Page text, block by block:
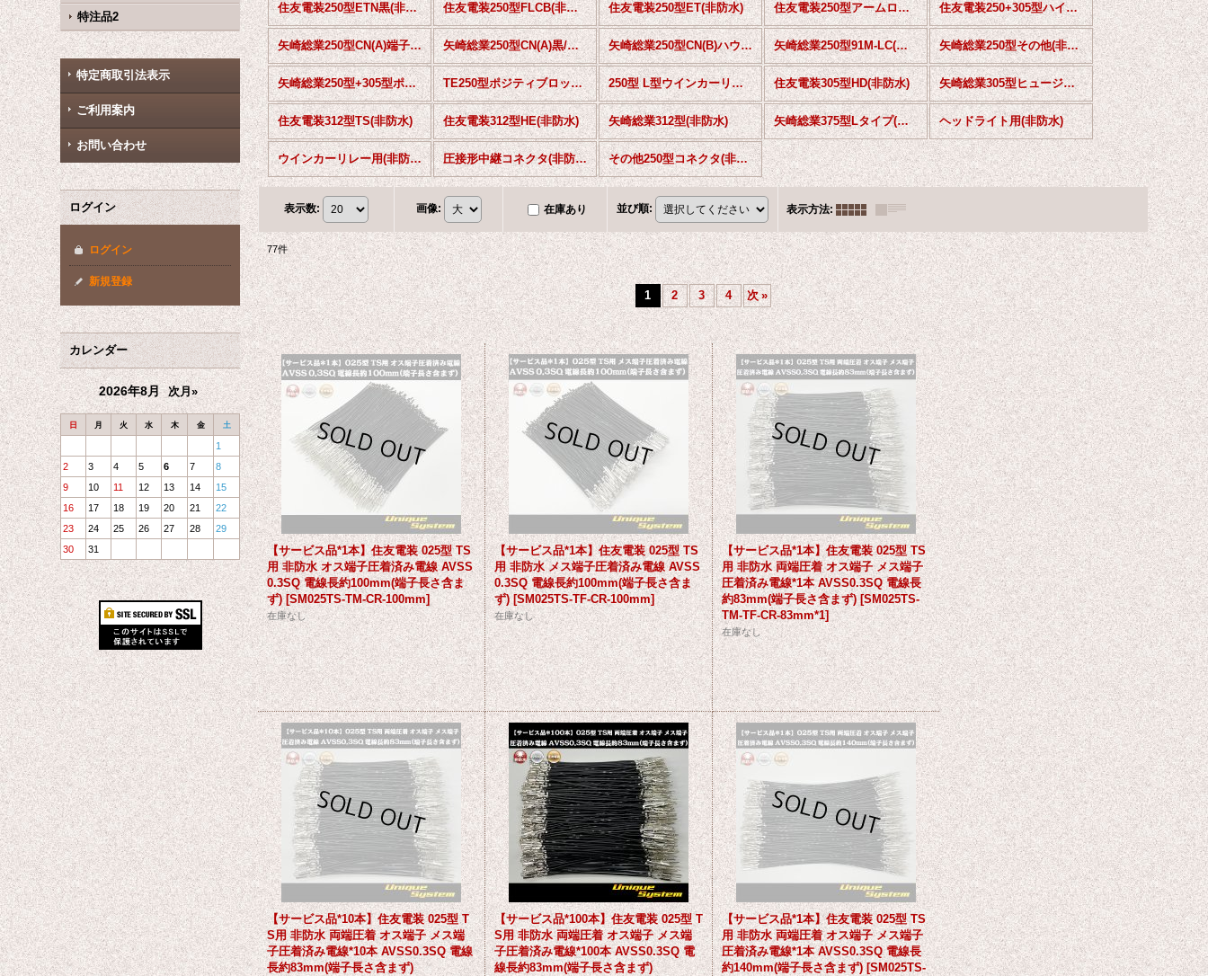
特注品2
特定商取引法表示
ご利用案内
お問い合わせ
ログイン
ログイン
新規登録
カレンダー
2026年8月 次月»
日 月 火 水 木 金 土
1
2
3 4 5 6 7
8
9
10 11 12 13 14
15
16
17 18 19 20 21
22
23
24 25 26 27 28
29
30
31
住友電装250型ETN黒(非防水) 住友電装250型FLCB(非防水) 住友電装250型ET(非防水) 住友電装250型アームロックタイプ(非防水) 住友電装250+305型ハイブリッド(非防水)
矢崎総業250型CN(A)端子ランス(非防水) 矢崎総業250型CN(A)黒/端子ランス(非防水) 矢崎総業250型CN(B)ハウジングランス(非防水) 矢崎総業250型91M-LC(非防水) 矢崎総業250型その他(非防水)
矢崎総業250型+305型ポジティブロックコネクタ(非防水) TE250型ポジティブロックコネクタ(非防水) 250型 L型ウインカーリレー用コネクタ(非防水) 住友電装305型HD(非防水) 矢崎総業305型ヒュージブルリンク電線等用(非防水)
住友電装312型TS(非防水) 住友電装312型HE(非防水) 矢崎総業312型(非防水) 矢崎総業375型Lタイプ(非防水) ヘッドライト用(非防水)
ウインカーリレー用(非防水) 圧接形中継コネクタ(非防水) その他250型コネクタ(非防水)
表示数: 画像: 在庫あり 並び順: 表示方法:
77件
1 2 3 4 次 »
【サービス品*1本】住友電装 025型 TS
用 非防水 オス端子圧着済み電線 AVSS
0.3SQ 電線長約100mm(端子長さ含ま
ず) [SM025TS-TM-CR-100mm]
在庫なし
【サービス品*1本】住友電装 025型 TS
用 非防水 メス端子圧着済み電線 AVSS
0.3SQ 電線長約100mm(端子長さ含ま
ず) [SM025TS-TF-CR-100mm]
在庫なし
【サービス品*1本】住友電装 025型 TS
用 非防水 両端圧着 オス端子 メス端子
圧着済み電線*1本 AVSS0.3SQ 電線長
約83mm(端子長さ含まず) [SM025TS-
TM-TF-CR-83mm*1]
在庫なし
【サービス品*10本】住友電装 025型 T
S用 非防水 両端圧着 オス端子 メス端
子圧着済み電線*10本 AVSS0.3SQ 電線
長約83mm(端子長さ含まず)
【サービス品*100本】住友電装 025型 T
S用 非防水 両端圧着 オス端子 メス端
子圧着済み電線*100本 AVSS0.3SQ 電
線長約83mm(端子長さ含まず)
【サービス品*1本】住友電装 025型 TS
用 非防水 両端圧着 オス端子 メス端子
圧着済み電線*1本 AVSS0.3SQ 電線長
約140mm(端子長さ含まず) [SM025TS-